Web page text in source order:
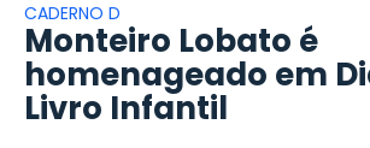
CADERNO D
Monteiro Lobato é
homenageado em
Livro Infantil